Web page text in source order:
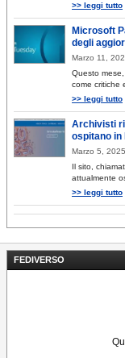
FEDIVERSO
>> leggi tutto
Microsoft
degli
Marzo 11,
Questo
come critiche
>> leggi tutto
Archivisti
ospitano in
Marzo 5,
Il sito,
attualmente
>> leggi tutto